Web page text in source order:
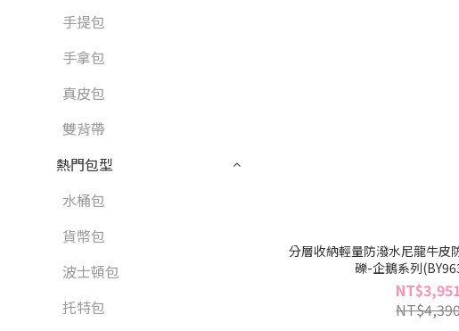
手提包
手拿包
真皮包
雙背帶
熱門包型
水桶包
貨幣包
波士頓包
托特包
分層收納輕量防潑水尼龍牛皮
礫-企鵝系列